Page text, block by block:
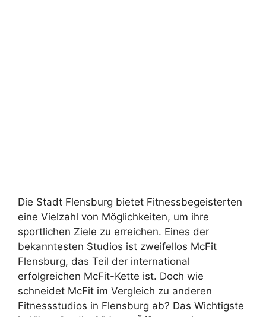
Die Stadt Flensburg bietet Fitnessbegeisterten
eine Vielzahl von Möglichkeiten, um ihre
sportlichen Ziele zu erreichen. Eines der
bekanntesten Studios ist zweifellos McFit
Flensburg, das Teil der international
erfolgreichen McFit-Kette ist. Doch wie
schneidet McFit im Vergleich zu anderen
Fitnessstudios in Flensburg ab? Das Wichtigste